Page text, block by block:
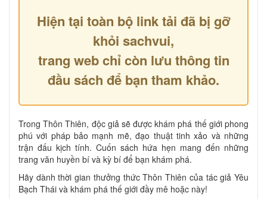
Hiện tại toàn bộ link tải đã bị gỡ
khỏi sachvui,
trang web chỉ còn lưu thông tin
đầu sách để bạn tham khảo.
Trong Thôn Thiên, độc giả sẽ được khám phá thế giới phong
phú với pháp bảo mạnh mẽ, đạo thuật tinh xảo và những
trận đấu kịch tính. Cuốn sách hứa hẹn mang đến những
trang văn huyền bí và kỳ bí để bạn khám phá.
Hãy dành thời gian thưởng thức Thôn Thiên của tác giả Yêu
Bạch Thái và khám phá thế giới đầy mê hoặc này!